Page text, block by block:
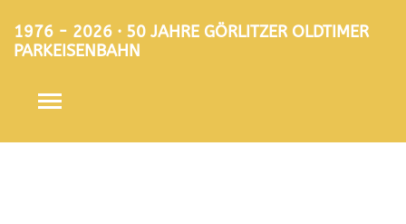
1976 - 2026 · 50 JAHRE GÖRLITZER OLDTIMER
PARKEISENBAHN